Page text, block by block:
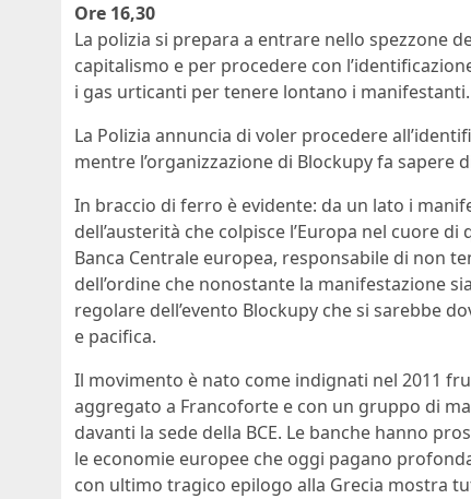
Ore 16,30
La polizia si prepara a entrare nello spezzone
capitalismo e per procedere con
i gas urticanti per tenere lontano i manifestanti.
La Polizia annuncia di voler procedere
mentre l’organizzazione di Blockupy fa sapere
In braccio di ferro è evidente: da un lato i
dell’austerità che colpisce l’Europa nel cuore
Banca Centrale europea, responsabile di non
dell’ordine che nonostante la manifestazione
regolare dell’evento Blockupy che si sarebbe
e pacifica.
Il movimento è nato come indignati nel 2011
aggregato a Francoforte e con un gruppo di
davanti la sede della BCE. Le banche hanno
le economie europee che oggi pagano
con ultimo tragico epilogo alla Grecia mostra